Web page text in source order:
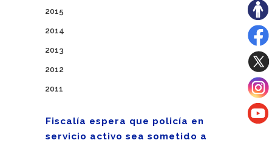
2015
2014
2013
2012
2011
Fiscalía espera que policía en
servicio activo sea sometido a